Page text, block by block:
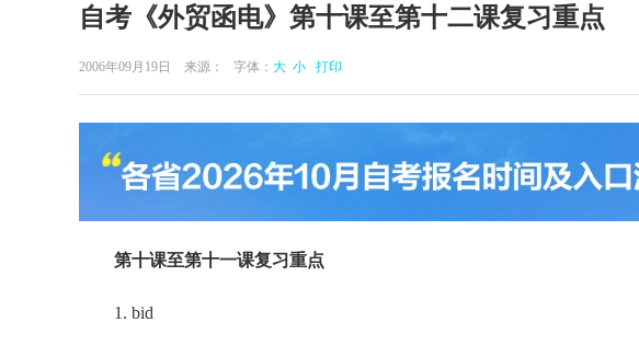
自考《外贸函电》第十课至第十二课复习重点
2006年09月19日 来源： 字体： 大 小 打印
第十课至第十一课复习重点
1. bid